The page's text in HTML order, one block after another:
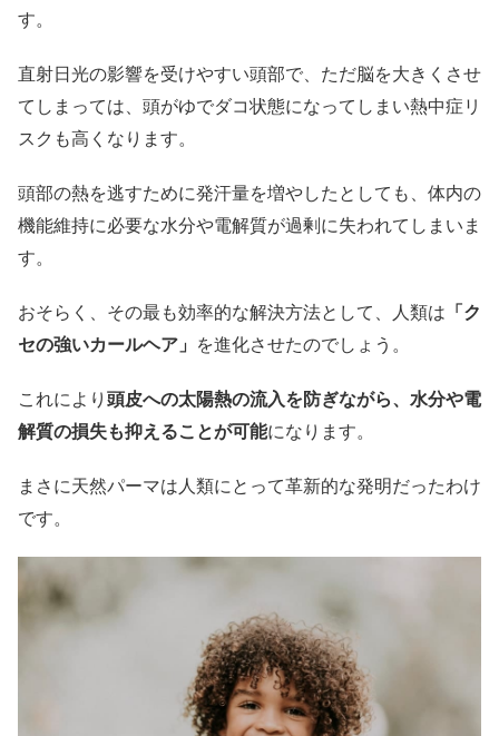
す。
直射日光の影響を受けやすい頭部で、ただ脳を大きくさせ
てしまっては、頭がゆでダコ状態になってしまい熱中症リ
スクも高くなります。
頭部の熱を逃すために発汗量を増やしたとしても、体内の
機能維持に必要な水分や電解質が過剰に失われてしまいま
す。
おそらく、その最も効率的な解決方法として、人類は 「ク
セの強いカールヘア」 を進化させたのでしょう。
これにより 頭皮への太陽熱の流入を防ぎながら、水分や電
解質の損失も抑えることが可能になります。
まさに天然パーマは人類にとって革新的な発明だったわけ
です。